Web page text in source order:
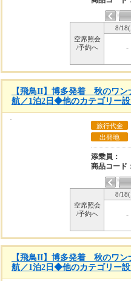
空席照会
/予約へ
8/
-
【飛鳥II】博多発着 秋のワン
航／1泊2日◆他のカテゴリー設
旅行代金
出発地
添乗員：
商品コード
空席照会
/予約へ
8/
-
【飛鳥II】博多発着 秋のワン
航／1泊2日◆他のカテゴリー設